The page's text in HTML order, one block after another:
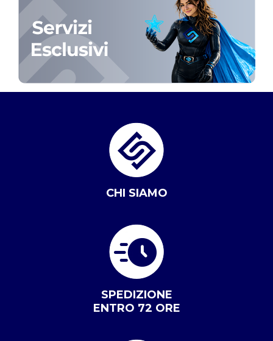
CHI SIAMO
SPEDIZIONE
ENTRO 72 ORE